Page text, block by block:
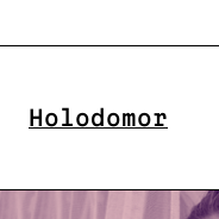
Holodomor